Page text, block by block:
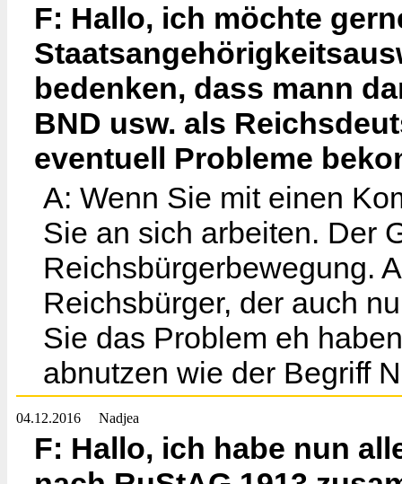
F: Hallo, ich möchte
bedenken, dass mann
BND usw. als
eventuell Probleme
A: Wenn Sie mit einen
Sie an sich arbeiten. Der
Reichsbürgerbewegung.
Reichsbürger, der auch
Sie das Problem eh
abnutzen wie der Begriff
04.12.2016 Nadjea
F: Hallo, ich habe nun